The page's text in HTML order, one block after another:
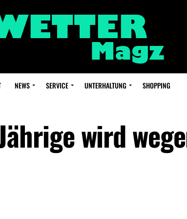
NEWS SERVICE UNTERHALTUNG SHOPPING
wird